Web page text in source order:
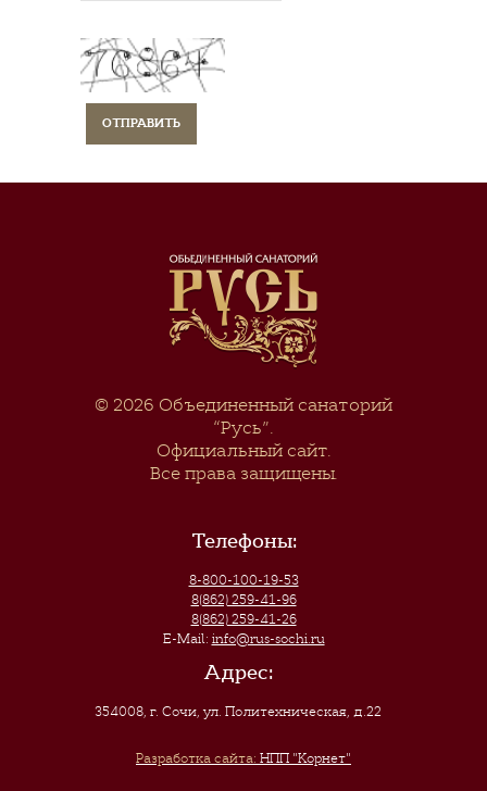
© 2026 Объединенный санаторий
“Русь”.
Официальный сайт.
Все права защищены.
Телефоны:
8-800-100-19-53
8(862) 259-41-96
8(862) 259-41-26
E-Mail: info@rus-sochi.ru
Адрес:
354008, г. Сочи,ул. Политехническая, д.22
Разработка сайта: НПП "Корнет"